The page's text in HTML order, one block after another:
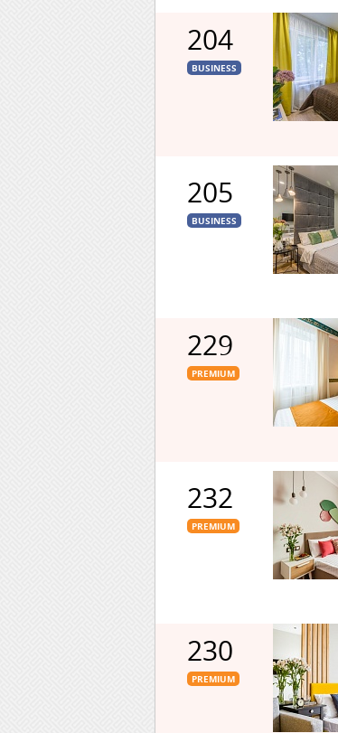
204
BUSINESS
205
BUSINESS
229
PREMIUM
232
PREMIUM
230
PREMIUM